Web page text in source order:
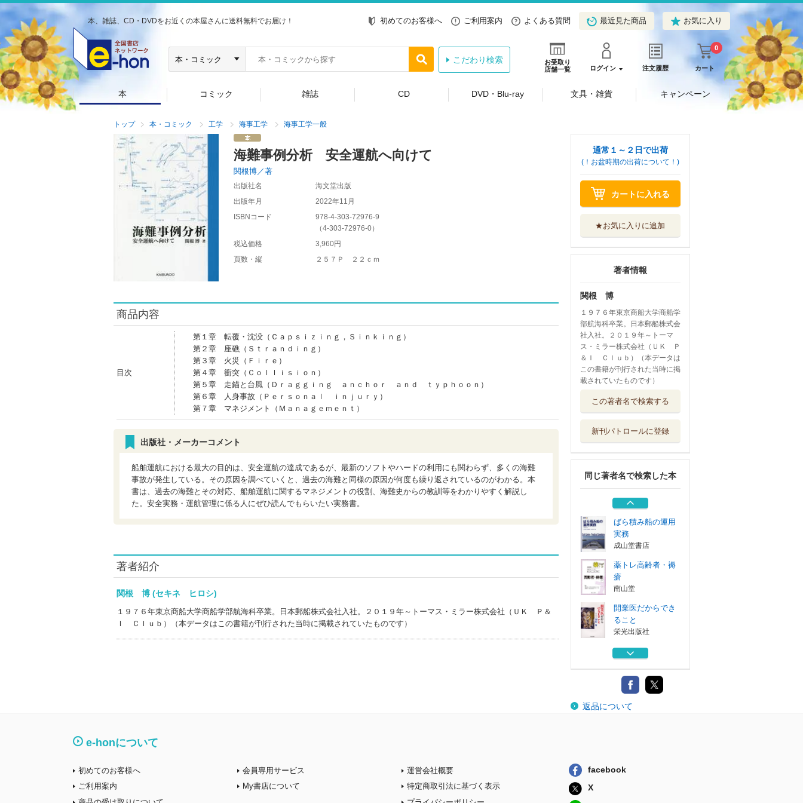
本、雑誌、CD・DVDをお近くの本屋さんに送料無料でお届け！ 初めてのお客様へ ご利用案内 よくある質問 最近見た商品 お気に入り
お受取り
店舗一覧
ログイン 注文履歴 カート
0
こだわり検索
本 コミック 雑誌 CD DVD・Blu-ray 文具・雑貨 キャンペーン
トップ 本・コミック 工学 海事工学 海事工学一般
海難事例分析 安全運航へ向けて
関根博／著
出版社名
海文堂出版
出版年月
2022年11月
ISBNコード
978-4-303-72976-9
（4-303-72976-0）
税込価格
3,960円
頁数・縦
２５７Ｐ ２２ｃｍ
商品内容
目次
第１章 転覆・沈没（Ｃａｐｓｉｚｉｎｇ，Ｓｉｎｋｉｎｇ）
第２章 座礁（Ｓｔｒａｎｄｉｎｇ）
第３章 火災（Ｆｉｒｅ）
第４章 衝突（Ｃｏｌｌｉｓｉｏｎ）
第５章 走錨と台風（Ｄｒａｇｇｉｎｇ ａｎｃｈｏｒ ａｎｄ ｔｙｐｈｏｏｎ）
第６章 人身事故（Ｐｅｒｓｏｎａｌ ｉｎｊｕｒｙ）
第７章 マネジメント（Ｍａｎａｇｅｍｅｎｔ）
出版社・メーカーコメント
船舶運航における最大の目的は、安全運航の達成であるが、最新のソフトやハードの利用にも関わらず、多くの海難
事故が発生している。その原因を調べていくと、過去の海難と同様の原因が何度も繰り返されているのがわかる。本
書は、過去の海難とその対応、船舶運航に関するマネジメントの役割、海難史からの教訓等をわかりやすく解説し
た。安全実務・運航管理に係る人にぜひ読んでもらいたい実務書。
著者紹介
関根 博 (セキネ ヒロシ)
１９７６年東京商船大学商船学部航海科卒業。日本郵船株式会社入社。２０１９年～トーマス・ミラー株式会社（ＵＫ Ｐ＆
Ｉ Ｃｌｕｂ）（本データはこの書籍が刊行された当時に掲載されていたものです）
通常１～２日で出荷
(！お盆時期の出荷について！)
カートに入れる
★お気に入りに追加
著者情報
関根 博
１９７６年東京商船大学商船学
部航海科卒業。日本郵船株式会
社入社。２０１９年～トーマ
ス・ミラー株式会社（ＵＫ Ｐ
＆Ｉ Ｃｌｕｂ）（本データは
この書籍が刊行された当時に掲
載されていたものです）
この著者名で検索する
新刊パトロールに登録
同じ著者名で検索した本
ること
開業医の力 医者
栄光出版社
開業事始め
日本プランニン...
ばら積み船の運用
実務
成山堂書店
薬トレ高齢者・褥
瘡
南山堂
開業医だからでき
ること
栄光出版社
開業医の力 医者
栄光出版社
開業事始め
日本プランニン...
返品について
e-honについて
初めてのお客様へ
ご利用案内
会員専用サービス
My書店について
運営会社概要
特定商取引法に基づく表示
facebook
X